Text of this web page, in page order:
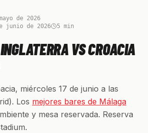
de 2026
junio de 2026
5 min
VS CROACIA
miércoles 17 de junio a las
Los mejores bares de Málaga
y mesa reservada. Reserva